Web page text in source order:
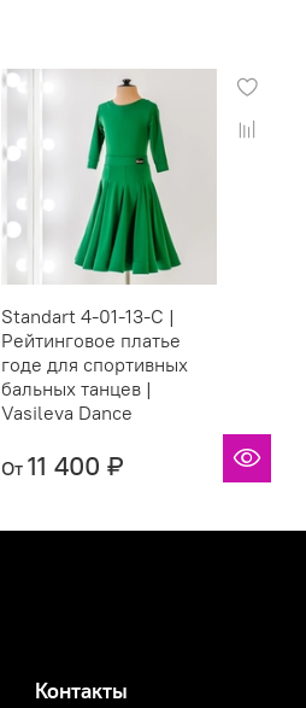
Standart 4-01-13-C |
Рейтинговое платье
годе для спортивных
бальных танцев |
Vasileva Dance
От 11 400 ₽
Контакты